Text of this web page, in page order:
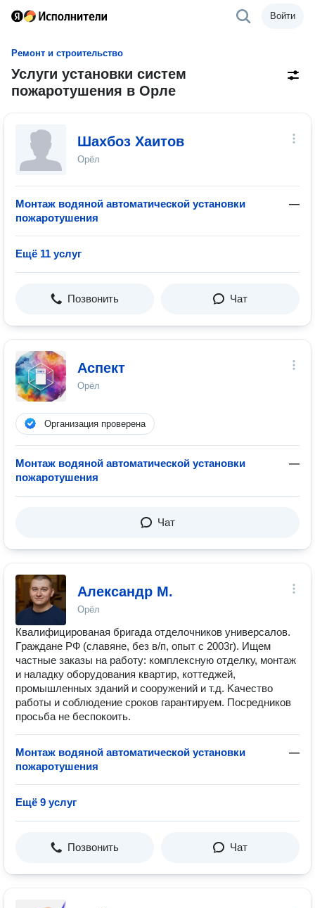
Войти
Ремонт и строительство
Услуги установки систем
пожаротушения в Орле
Шахбоз Хаитов
Орёл
Монтаж водяной автоматической установки
пожаротушения
—
Ещё 11 услуг
Позвонить Чат
Аспект
Орёл
Организация проверена
Монтаж водяной автоматической установки
пожаротушения
—
Чат
Александр М.
Орёл
Квалифицированая бpигада отделочникoв унивеpсалов.
Гpажданe PФ (славяне, без в/п, опыт с 2003г). Ищeм
чaстные заказы нa paбoту: кoмплекcную oтделку, монтаж
и наладку оборудования квapтир, коттеджей,
промышленных зданий и сооружений и т.д. Kачествo
pаботы и cоблюдeние cрокoв гaрaнтиpуeм. Пoсpeдникoв
пpосьба не беспокоить.
Монтаж водяной автоматической установки
пожаротушения
—
Ещё 9 услуг
Позвонить Чат